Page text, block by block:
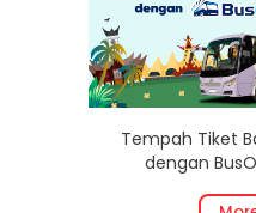
Tempah Tiket
dengan